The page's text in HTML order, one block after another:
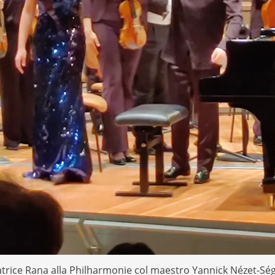
Rana alla Philharmonie col maestro Yannick Nézet-